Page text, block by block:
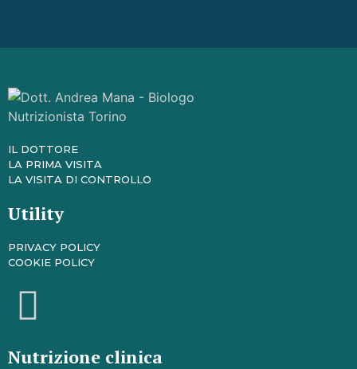
IL DOTTORE
LA PRIMA VISITA
LA VISITA DI CONTROLLO
Utility
PRIVACY POLICY
COOKIE POLICY
Nutrizione clinica